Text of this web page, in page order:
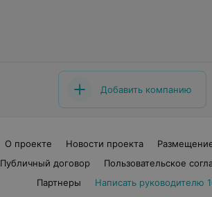
Добавить компанию
О проекте Новости проекта
Публичный договор
Пользовательское
Партнеры
Написать руководителю